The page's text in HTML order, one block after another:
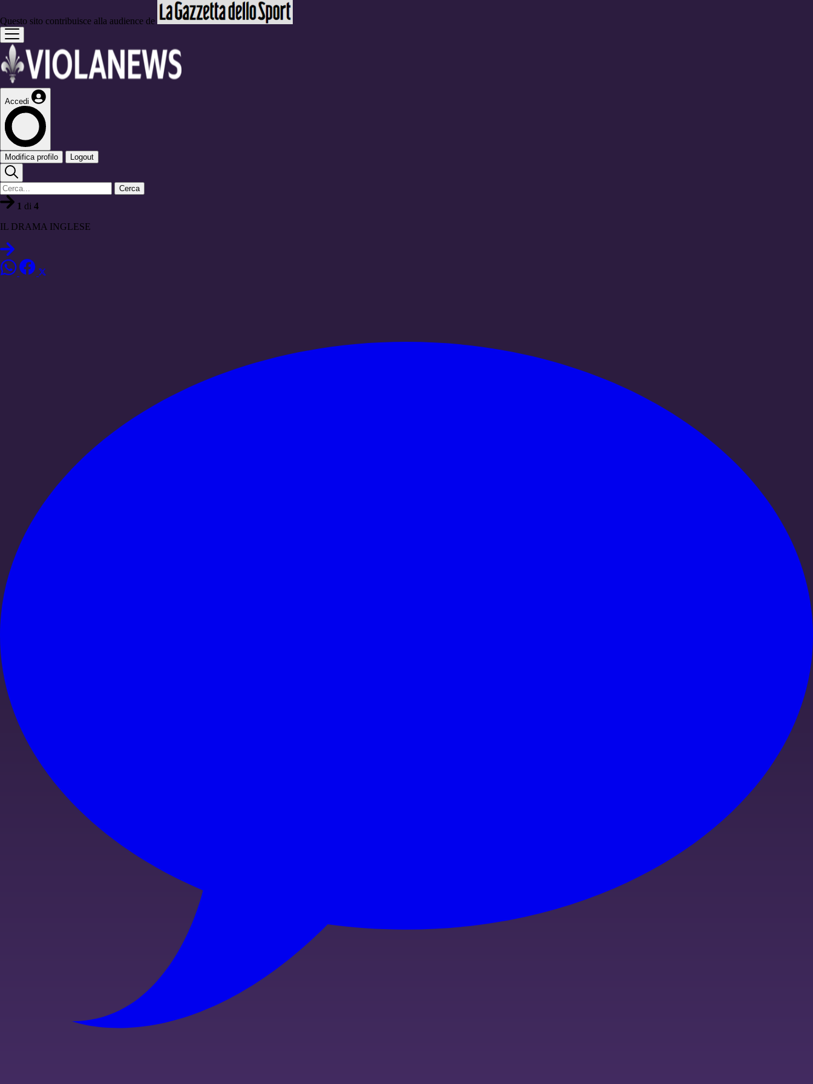
Questo sito contribuisce alla audience de
Accedi
Modifica profilo Logout
Cerca
1 di 4
IL DRAMA INGLESE